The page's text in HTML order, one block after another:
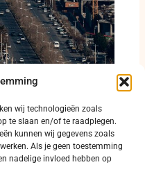
wij technologieën zoals
te slaan en/of te raadplegen.
kunnen wij gegevens zoals
Als je geen toestemming
nadelige invloed hebben op
Garde wijst
van Hormuz af